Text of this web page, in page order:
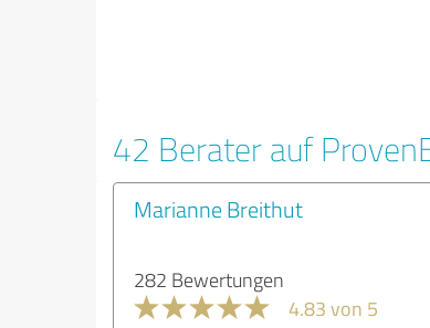
42 Berater auf
Marianne Breithut
282 Bewertungen
4.83 von 5